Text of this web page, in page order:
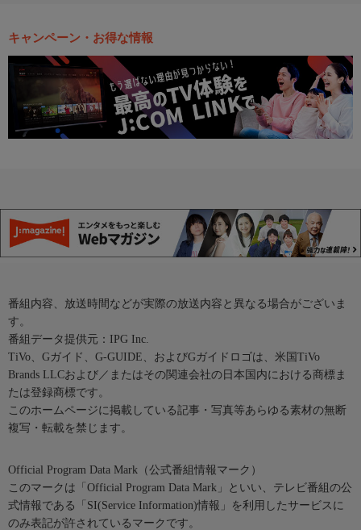
キャンペーン・お得な情報
番組内容、放送時間などが実際の放送内容と異なる場合がございま
す。
番組データ提供元：IPG Inc.
TiVo、Gガイド、G-GUIDE、およびGガイドロゴは、米国TiVo
Brands LLCおよび／またはその関連会社の日本国内における商標ま
たは登録商標です。
このホームページに掲載している記事・写真等あらゆる素材の無断
複写・転載を禁じます。
Official Program Data Mark（公式番組情報マーク）
このマークは「Official Program Data Mark」といい、テレビ番組の公
式情報である「SI(Service Information)情報」を利用したサービスに
のみ表記が許されているマークです。